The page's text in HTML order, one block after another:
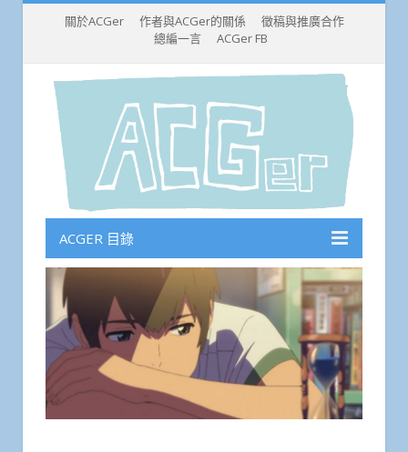
關於ACGer 作者與ACGer的關係
徵稿與推廣合作
總編一言
ACGer FB
ACGER 目錄